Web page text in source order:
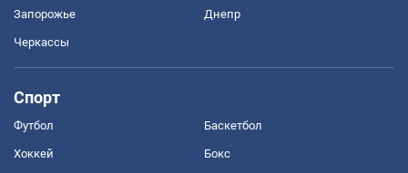
Запорожье Днепр
Черкассы
Спорт
Футбол Баскетбол
Хоккей Бокс